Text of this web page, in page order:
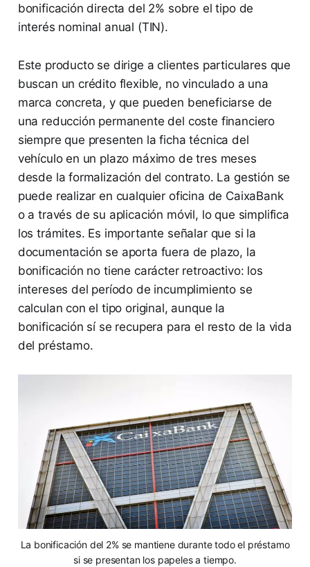
bonificación directa del 2% sobre el tipo de
interés nominal anual (TIN).
Este producto se dirige a clientes particulares que
buscan un crédito flexible, no vinculado a una
marca concreta, y que pueden beneficiarse de
una reducción permanente del coste financiero
siempre que presenten la ficha técnica del
vehículo en un plazo máximo de tres meses
desde la formalización del contrato. La gestión se
puede realizar en cualquier oficina de CaixaBank
o a través de su aplicación móvil, lo que simplifica
los trámites. Es importante señalar que si la
documentación se aporta fuera de plazo, la
bonificación no tiene carácter retroactivo: los
intereses del período de incumplimiento se
calculan con el tipo original, aunque la
bonificación sí se recupera para el resto de la vida
del préstamo.
La bonificación del 2% se mantiene durante todo el préstamo
si se presentan los papeles a tiempo.